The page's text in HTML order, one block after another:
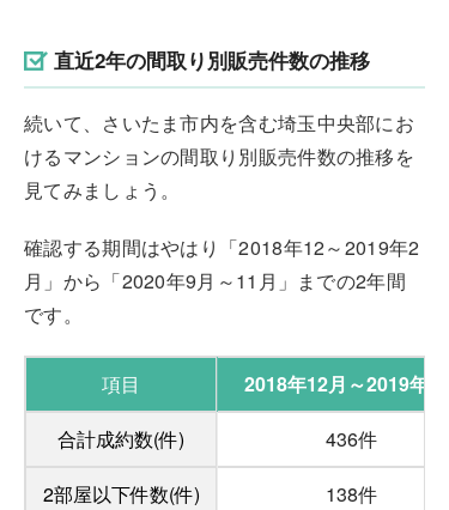
直近2年の間取り別販売件数の推移
続いて、さいたま市内を含む埼玉中央部にお
けるマンションの間取り別販売件数の推移を
見てみましょう。
確認する期間はやはり「2018年12～2019年2
月」から「2020年9月～11月」までの2年間
です。
項目
2018年12月～2019年2月
合計成約数(件)
436件
2部屋以下件数(件)
138件